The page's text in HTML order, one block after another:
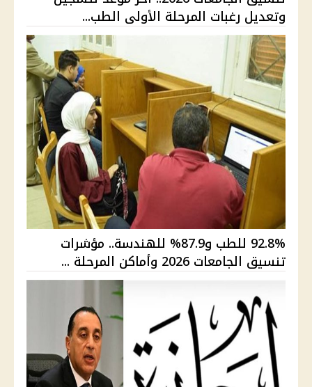
وتعديل رغبات المرحلة الأولى الطب...
92.8% للطب و87.9% للهندسة.. مؤشرات
تنسيق الجامعات 2026 وأماكن المرحلة ...